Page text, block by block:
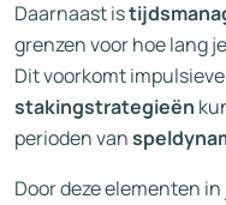
Daarnaast is
grenzen voor hoe lang
Dit voorkomt
stakingstrategieën
perioden van
Door deze elementen